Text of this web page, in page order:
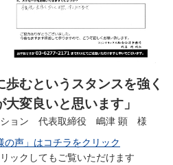
歩むというスタンスを強く
変良いと思います」
ション 代表取締役 嶋津 顕 様
の声」はコチラをクリック
ックしてもご覧いただけます